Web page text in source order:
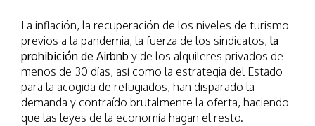
La inflación, la recuperación de los niveles de turismo
previos a la pandemia, la fuerza de los sindicatos, la
prohibición de Airbnb y de los alquileres privados de
menos de 30 días, así como la estrategia del Estado
para la acogida de refugiados, han disparado la
demanda y contraído brutalmente la oferta, haciendo
que las leyes de la economía hagan el resto.